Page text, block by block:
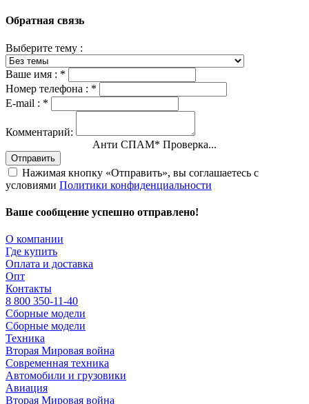
Обратная связь
Выберите тему :
Ваше имя : *
Номер телефона : *
E-mail : *
Комментарий:
Анти СПАМ* Проверка...
Отправить
Нажимая кнопку «Отправить», вы соглашаетесь с
условиями Политики конфиденциальности
Ваше сообщение успешно отправлено!
О компании
Где купить
Оплата и доставка
Опт
Контакты
8 800 350-11-40
Сборные модели
Сборные модели
Техника
Вторая Мировая война
Современная техника
Автомобили и грузовики
Авиация
Вторая Мировая война